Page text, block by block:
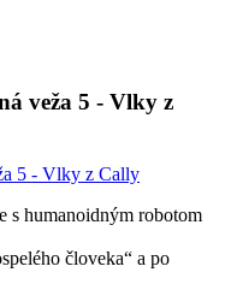
veža 5 - Vlky z
s humanoidným robotom
človeka“ a po